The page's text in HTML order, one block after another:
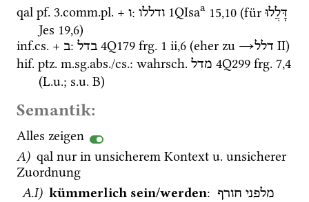
qal pf. 3.comm.pl. + ו: ודללו 1QIsaa 15,10 (für דָּלֲלוּ
Jes 19,6)
inf.cs. + ב: בדל 4Q179 frg. 1 ii,6 (eher zu →דלל ‎ II)
hif. ptz. m.sg.abs./cs.: wahrsch. מדל 4Q299 frg. 7,4
(L.u.; s.u. B)
Semantik:
Alles zeigen
A) qal nur in unsicherem Kontext u. unsicherer
Zuordnung
A.I) kümmerlich sein/werden: מלפני חורף